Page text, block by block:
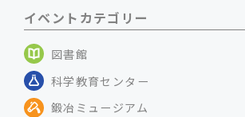
イベントカテゴリー
図書館
科学教育センター
鍛冶ミュージアム